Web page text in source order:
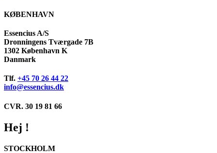
KØBENHAVN
Essencius A/S
Dronningens Tværgade 7B
1302 København K
Danmark
Tlf. +45 70 26 44 22
info@essencius.dk
CVR. 30 19 81 66
Hej !
STOCKHOLM